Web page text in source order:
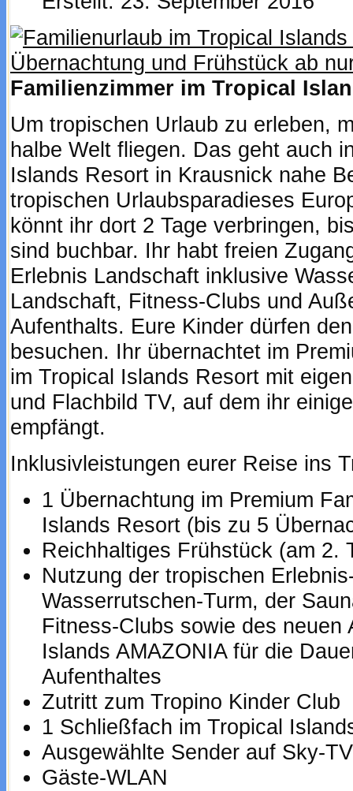
Familienzimmer im Tropical
Um tropischen Urlaub zu erleben,
halbe Welt fliegen. Das geht auch
Islands Resort in Krausnick nahe
tropischen Urlaubsparadieses
könnt ihr dort 2 Tage verbringen,
sind buchbar. Ihr habt freien
Erlebnis Landschaft inklusive
Landschaft, Fitness-Clubs und
Aufenthalts. Eure Kinder dürfen
besuchen. Ihr übernachtet im
im Tropical Islands Resort mit
und Flachbild TV, auf dem ihr
empfängt.
Inklusivleistungen eurer Reise ins
1 Übernachtung im Premium
Islands Resort (bis zu 5
Reichhaltiges Frühstück (am 2.
Nutzung der tropischen
Wasserrutschen-Turm, der
Fitness-Clubs sowie des neuen
Islands AMAZONIA für die
Aufenthaltes
Zutritt zum Tropino Kinder Club
1 Schließfach im Tropical
Ausgewählte Sender auf Sky-
Gäste-WLAN